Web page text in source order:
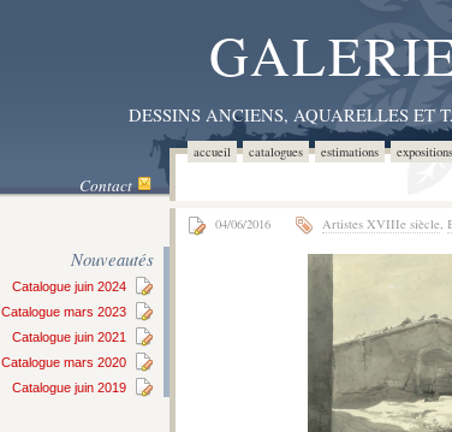
DESSINS ANCIENS, AQUARELLES
accueil catalogues estimations expositions
Contact
Nouveautés
Catalogue juin 2024
Catalogue mars 2023
Catalogue juin 2021
Catalogue mars 2020
Catalogue juin 2019
04/06/2016 Artistes XVIIIe siècle,